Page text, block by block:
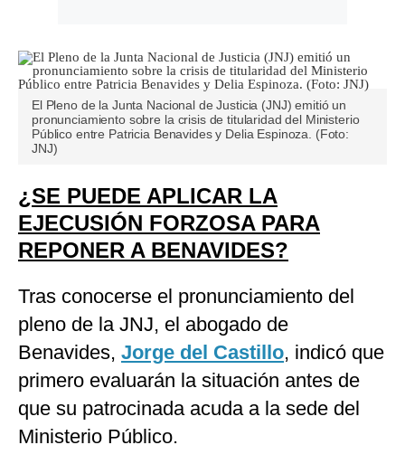
El Pleno de la Junta Nacional de Justicia (JNJ) emitió un
pronunciamiento sobre la crisis de titularidad del Ministerio
Público entre Patricia Benavides y Delia Espinoza. (Foto:
JNJ)
¿SE PUEDE APLICAR LA
EJECUSIÓN FORZOSA PARA
REPONER A BENAVIDES?
Tras conocerse el pronunciamiento del
pleno de la JNJ, el abogado de
Benavides, Jorge del Castillo, indicó que
primero evaluarán la situación antes de
que su patrocinada acuda a la sede del
Ministerio Público.